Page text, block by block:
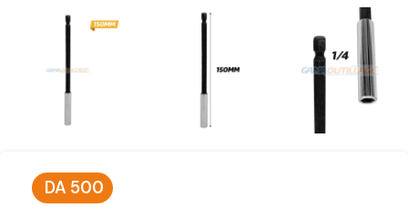
DA 500